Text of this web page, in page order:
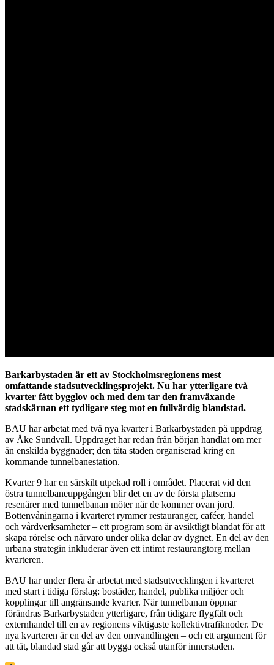
Barkarbystaden är ett av Stockholmsregionens mest
omfattande stadsutvecklingsprojekt. Nu har ytterligare två
kvarter fått bygglov och med dem tar den framväxande
stadskärnan ett tydligare steg mot en fullvärdig blandstad.
BAU har arbetat med två nya kvarter i Barkarbystaden på uppdrag
av Åke Sundvall. Uppdraget har redan från början handlat om mer
än enskilda byggnader; den täta staden organiserad kring en
kommande tunnelbanestation.
Kvarter 9 har en särskilt utpekad roll i området. Placerat vid den
östra tunnelbaneuppgången blir det en av de första platserna
resenärer med tunnelbanan möter när de kommer ovan jord.
Bottenvåningarna i kvarteret rymmer restauranger, caféer, handel
och vårdverksamheter – ett program som är avsiktligt blandat för att
skapa rörelse och närvaro under olika delar av dygnet. En del av den
urbana strategin inkluderar även ett intimt restaurangtorg mellan
kvarteren.
BAU har under flera år arbetat med stadsutvecklingen i kvarteret
med start i tidiga förslag: bostäder, handel, publika miljöer och
kopplingar till angränsande kvarter. När tunnelbanan öppnar
förändras Barkarbystaden ytterligare, från tidigare flygfält och
externhandel till en av regionens viktigaste kollektivtrafiknoder. De
nya kvarteren är en del av den omvandlingen – och ett argument för
att tät, blandad stad går att bygga också utanför innerstaden.